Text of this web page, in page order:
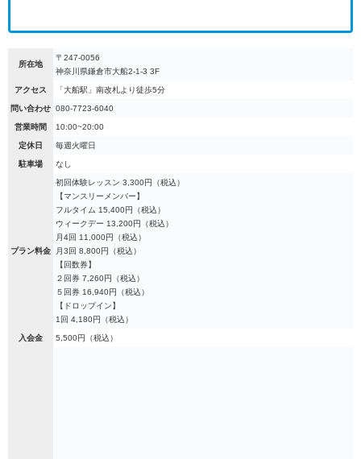
所在地
〒247-0056
神奈川県鎌倉市大船2-1-3 3F
アクセス 「大船駅」南改札より徒歩5分
問い合わせ 080-7723-6040
営業時間 10:00~20:00
定休日 毎週火曜日
駐車場 なし
プラン料金
初回体験レッスン 3,300円（税込）
【マンスリーメンバー】
フルタイム 15,400円（税込）
ウィークデー 13,200円（税込）
月4回 11,000円（税込）
月3回 8,800円（税込）
【回数券】
２回券 7,260円（税込）
５回券 16,940円（税込）
【ドロップイン】
1回 4,180円（税込）
入会金 5,500円（税込）